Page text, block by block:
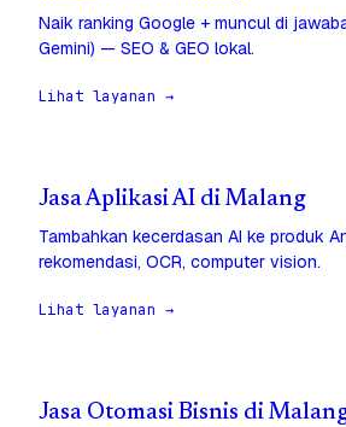
Naik ranking Google + muncul di
Gemini) — SEO & GEO lokal.
Lihat layanan →
Jasa Aplikasi AI di Malang
Tambahkan kecerdasan AI ke produk
rekomendasi, OCR, computer vision.
Lihat layanan →
Jasa Otomasi Bisnis di